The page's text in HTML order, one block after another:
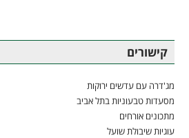
קישורים
מג'דרה עם עדשים ירוקות
מסעדות טבעוניות בתל אביב
מתכונים אורחים
עוגיות שיבולת שועל